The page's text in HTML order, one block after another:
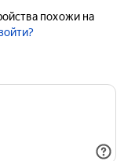
похожи на